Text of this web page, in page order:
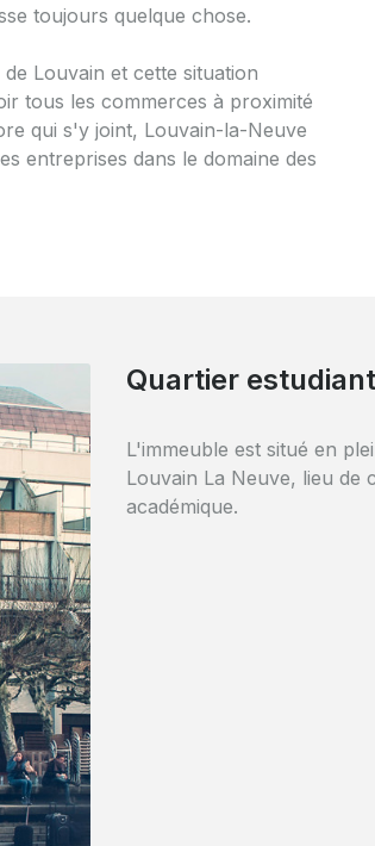
toujours quelque chose.
Louvain et cette situation
tous les commerces à proximité
qui s'y joint, Louvain-la-Neuve
entreprises dans le domaine des
Quartier
L'immeuble est situé en
Louvain La Neuve, lieu de
académique.
Commerces à
Ce quartier est un
résidences et est un
ville étudiante. La vie y est